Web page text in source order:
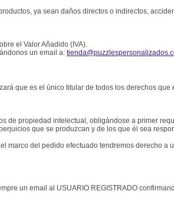
ya sean daños directos o indirectos,
el Valor Añadido (IVA).
un email a:
que es el único titular de todos los derechos que
de propiedad intelectual, obligándose a primer
que se produzcan y de los que él sea
marco del pedido efectuado tendremos derecho a
un email al USUARIO REGISTRADO